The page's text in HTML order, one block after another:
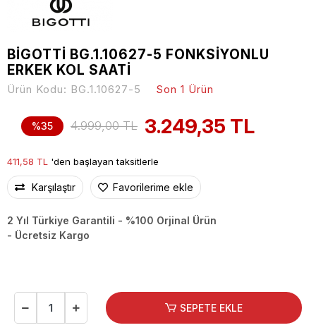
BİGOTTİ BG.1.10627-5 FONKSİYONLU
ERKEK KOL SAATİ
Ürün Kodu: BG.1.10627-5 Son 1 Ürün
%35 4.999,00 TL 3.249,35 TL
411,58 TL 'den başlayan taksitlerle
Karşılaştır Favorilerime ekle
2 Yıl Türkiye Garantili - %100 Orjinal Ürün
- Ücretsiz Kargo
SEPETE EKLE